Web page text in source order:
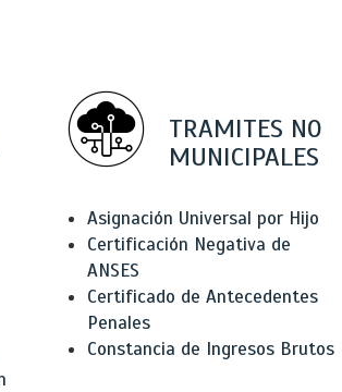
TRAMITES NO
MUNICIPALES
Asignación Universal por Hijo
Certificación Negativa de
ANSES
Certificado de Antecedentes
Penales
Constancia de Ingresos Brutos